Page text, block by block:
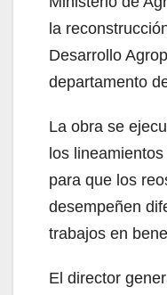
la
Desarrollo
departamento
La obra se
los
para que los
desempeñen
trabajos en
El director